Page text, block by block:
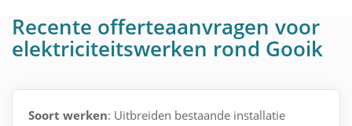
Recente offerteaanvragen voor
elektriciteitswerken rond Gooik
Soort werken: Uitbreiden bestaande installatie